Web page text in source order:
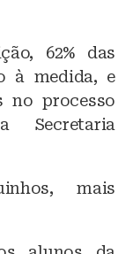
62% das
à medida, e
no processo
Secretaria
mais